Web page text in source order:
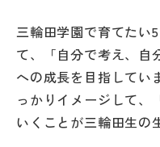
三輪田学園で育てたい
て、「自分で考え、自
への成長を目指してい
っかりイメージして、
いくことが三輪田生の